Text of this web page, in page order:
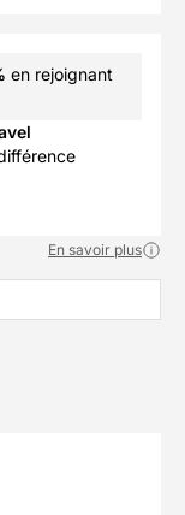
en rejoignant
En savoir plus